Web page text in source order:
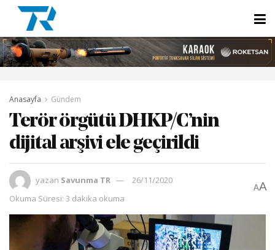
Anasayfa Gündem
Terör örgütü DHKP/C’nin
dijital arşivi ele geçirildi
yazan Savunma TR
26/11/2020
Okuma Süresi: 3 dakika okuma
AA